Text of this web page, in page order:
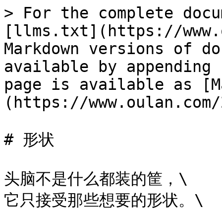
> For the complete
[llms.txt](https://
Markdown versions of
available by
page is available as
(https://
# 形状
头脑不是什么都装的筐，\
它只接受那些想要的形状。\